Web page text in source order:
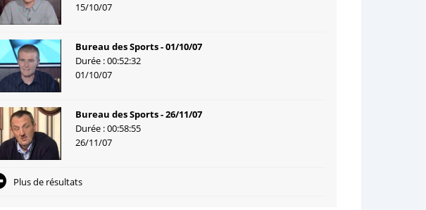
15/10/07
Bureau des Sports - 01/10/07
Durée : 00:52:32
01/10/07
Bureau des Sports - 26/11/07
Durée : 00:58:55
26/11/07
Plus de résultats